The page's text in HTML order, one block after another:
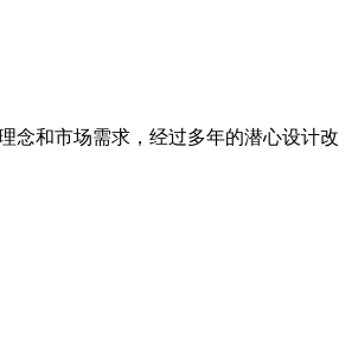
念和市场需求，经过多年的潜心设计改